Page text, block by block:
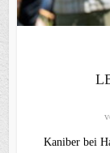
Kaniber bei